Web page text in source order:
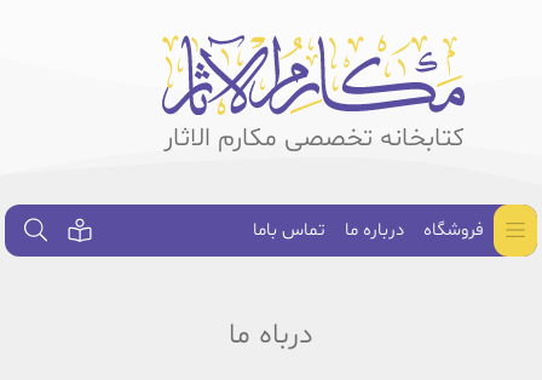
کتابخانه تخصصی مکارم الاثار
فروشگاه درباره ما تماس باما
درباه ما